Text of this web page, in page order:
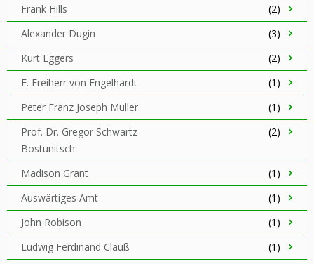
Frank Hills
(2)
Alexander Dugin
(3)
Kurt Eggers
(2)
E. Freiherr von Engelhardt
(1)
Peter Franz Joseph Müller
(1)
Prof. Dr. Gregor Schwartz-
Bostunitsch
(2)
Madison Grant
(1)
Auswärtiges Amt
(1)
John Robison
(1)
Ludwig Ferdinand Clauß
(1)